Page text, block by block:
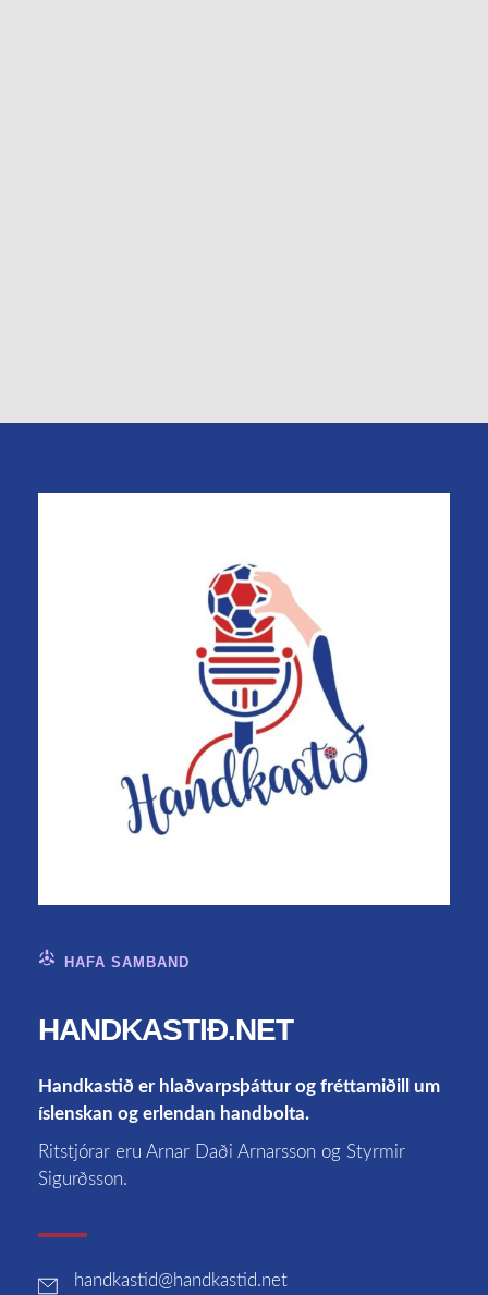
HAFA SAMBAND
HANDKASTIÐ.NET
Handkastið er hlaðvarpsþáttur og fréttamiðill um
íslenskan og erlendan handbolta.
Ritstjórar eru Arnar Daði Arnarsson og Styrmir
Sigurðsson.
handkastid@handkastid.net